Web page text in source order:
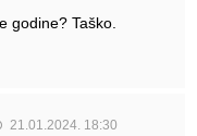
godine? Taško.
21.01.2024. 18:30